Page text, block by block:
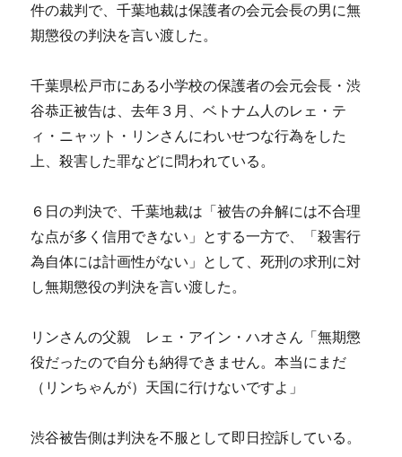
件の裁判で、千葉地裁は保護者の会元会長の男に無
期懲役の判決を言い渡した。
千葉県松戸市にある小学校の保護者の会元会長・渋
谷恭正被告は、去年３月、ベトナム人のレェ・テ
ィ・ニャット・リンさんにわいせつな行為をした
上、殺害した罪などに問われている。
６日の判決で、千葉地裁は「被告の弁解には不合理
な点が多く信用できない」とする一方で、「殺害行
為自体には計画性がない」として、死刑の求刑に対
し無期懲役の判決を言い渡した。
リンさんの父親 レェ・アイン・ハオさん「無期懲
役だったので自分も納得できません。本当にまだ
（リンちゃんが）天国に行けないですよ」
渋谷被告側は判決を不服として即日控訴している。